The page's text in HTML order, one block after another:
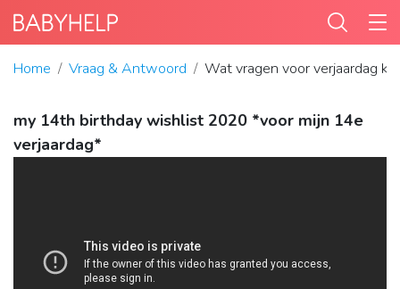
Home Vraag & Antwoord Wat vragen voor verjaardag
my 14th birthday wishlist 2020 *voor mijn 14e
verjaardag*